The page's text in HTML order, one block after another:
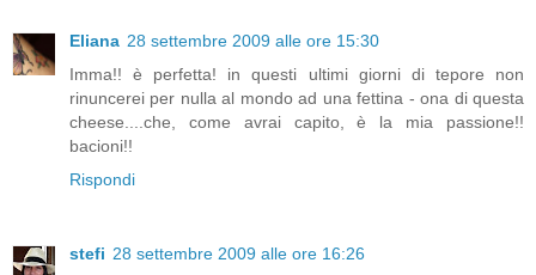
Eliana 28 settembre 2009 alle ore 15:30
Imma!! è perfetta! in questi ultimi giorni di tepore non
rinuncerei per nulla al mondo ad una fettina - ona di questa
cheese....che, come avrai capito, è la mia passione!!
bacioni!!
Rispondi
stefi 28 settembre 2009 alle ore 16:26